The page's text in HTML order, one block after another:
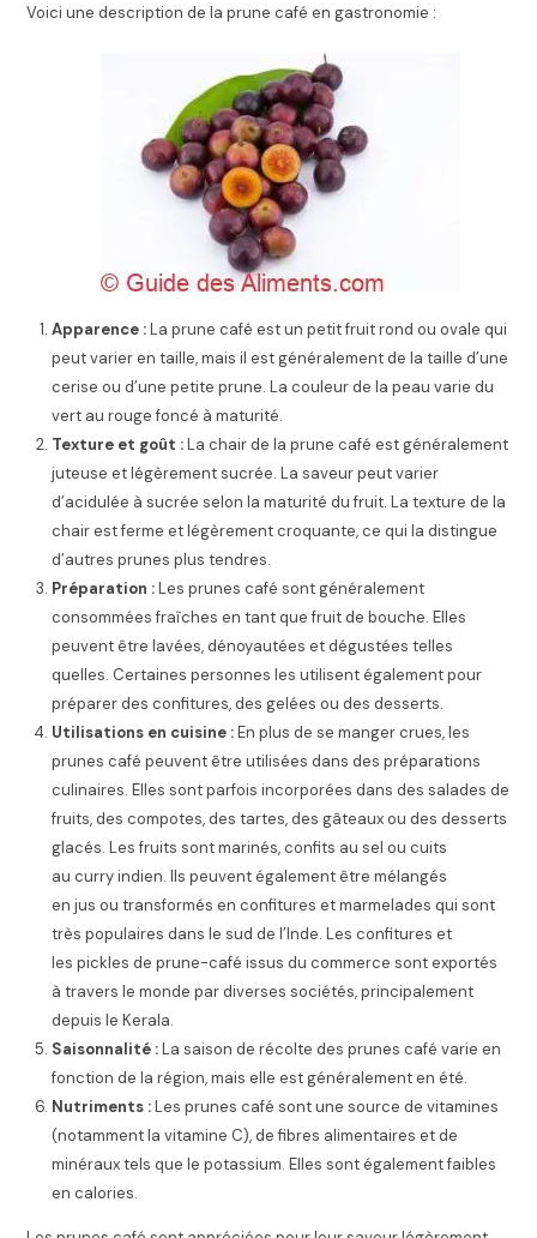
Voici une description de la prune café en gastronomie :
Apparence :La prune café est un petit fruit rond ou ovale qui
peut varier en taille, mais il est généralement de la taille d’une
cerise ou d’une petite prune. La couleur de la peau varie du
vert au rouge foncé à maturité.
Texture et goût :La chair de la prune café est généralement
juteuse et légèrement sucrée. La saveur peut varier
d’acidulée à sucrée selon la maturité du fruit. La texture de la
chair est ferme et légèrement croquante, ce qui la distingue
d’autres prunes plus tendres.
Préparation :Les prunes café sont généralement
consommées fraîches en tant que fruit de bouche. Elles
peuvent être lavées, dénoyautées et dégustées telles
quelles. Certaines personnes les utilisent également pour
préparer des confitures, des gelées ou des desserts.
Utilisations en cuisine :En plus de se manger crues, les
prunes café peuvent être utilisées dans des préparations
culinaires. Elles sont parfois incorporées dans des salades de
fruits, des compotes, des tartes, des gâteaux ou des desserts
glacés. Les fruits sont marinés, confits au sel ou cuits
au curry indien. Ils peuvent également être mélangés
en jus ou transformés en confitures et marmelades qui sont
très populaires dans le sud de l’Inde. Les confitures et
les pickles de prune-café issus du commerce sont exportés
à travers le monde par diverses sociétés, principalement
depuis le Kerala.
Saisonnalité :La saison de récolte des prunes café varie en
fonction de la région, mais elle est généralement en été.
Nutriments :Les prunes café sont une source de vitamines
(notamment la vitamine C), de fibres alimentaires et de
minéraux tels que le potassium. Elles sont également faibles
en calories.